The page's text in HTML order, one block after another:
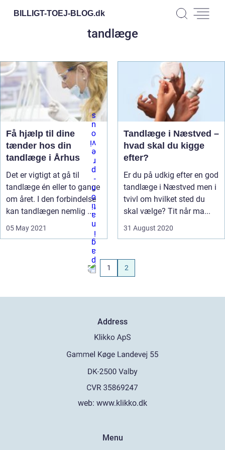
BILLIGT-TOEJ-BLOG.dk
tandlæge
Få hjælp til dine
tænder hos din
tandlæge i Århus
Det er vigtigt at gå til
tandlæge én eller to gange
om året. I den forbindelse
kan tandlægen nemlig ...
05 May 2021
Tandlæge i Næstved –
hvad skal du kigge
efter?
Er du på udkig efter en god
tandlæge i Næstved men i
tvivl om hvilket sted du
skal vælge? Tit når ma...
31 August 2020
1 2
Address
web: www.klikko.dk
Menu